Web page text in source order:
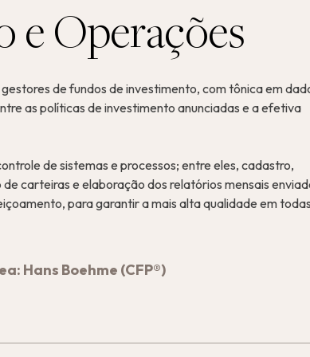
e Operações
de fundos de investimento, com tônica em
as políticas de investimento anunciadas e a efetiva
de sistemas e processos; entre eles, cadastro,
carteiras e elaboração dos relatórios mensais
para garantir a mais alta qualidade em
Hans Boehme (CFP®)